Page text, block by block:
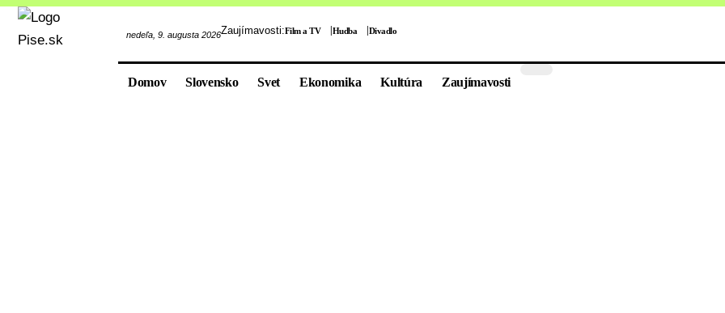
nedeľa, 9. augusta 2026Zaujímavosti:Film a TV Hudba Divadlo
Domov Slovensko Svet Ekonomika Kultúra Zaujímavosti